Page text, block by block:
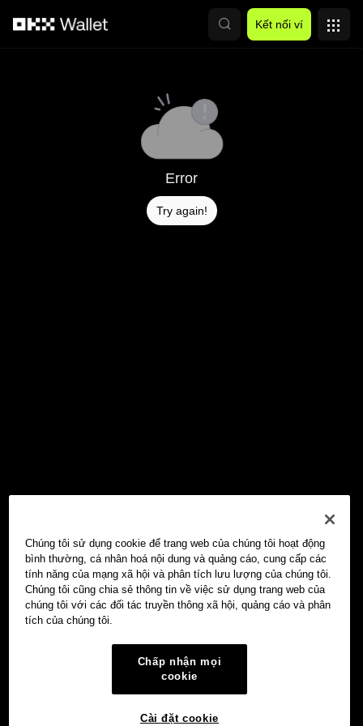
Kết nối ví
Error
Try again!
Chúng tôi sử dụng cookie để trang web của chúng tôi hoạt động
bình thường, cá nhân hoá nội dung và quảng cáo, cung cấp các
tính năng của mạng xã hội và phân tích lưu lượng của chúng tôi.
Chúng tôi cũng chia sẻ thông tin về việc sử dụng trang web của
chúng tôi với các đối tác truyền thông xã hội, quảng cáo và phân
tích của chúng tôi.
Chấp nhận mọi
cookie
Cài đặt cookie